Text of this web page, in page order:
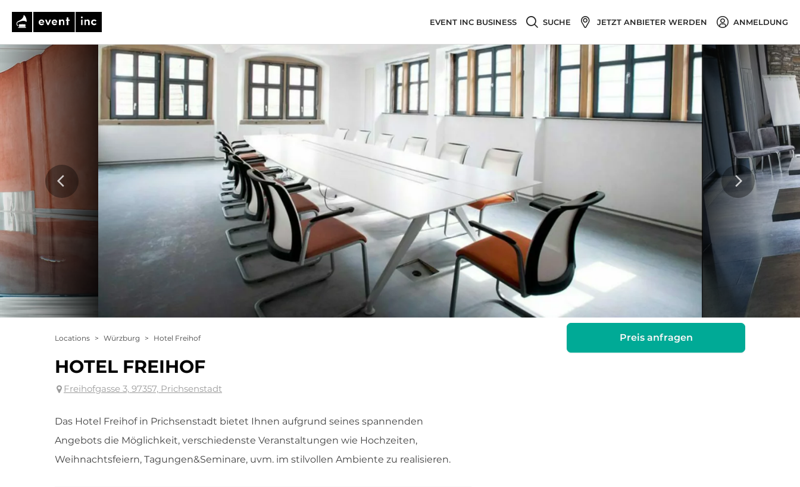
EVENT INC BUSINESS SUCHE JETZT ANBIETER WERDEN ANMELDUNG
Locations > Würzburg > Hotel Freihof Preis anfragen
HOTEL FREIHOF
Freihofgasse 3, 97357, Prichsenstadt
Das Hotel Freihof in Prichsenstadt bietet Ihnen aufgrund seines spannenden
Angebots die Möglichkeit, verschiedenste Veranstaltungen wie Hochzeiten,
Weihnachtsfeiern, Tagungen&Seminare, uvm. im stilvollen Ambiente zu realisieren.